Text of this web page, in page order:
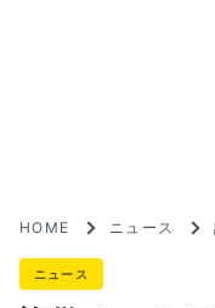
HOME ニュース
ニュース